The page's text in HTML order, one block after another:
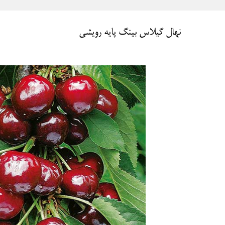
نهال گیلاس بینگ پایه رویشی